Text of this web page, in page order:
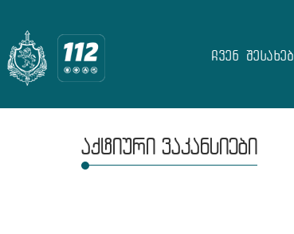
ჩვენ შესახებ
აქტიური ვაკანსიები